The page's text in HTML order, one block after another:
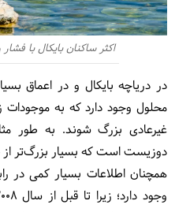
اکثر ساکنان بایکال با
در دریاچه بایکال و در اعماق
محلول وجود دارد که به موجودات
دوزیست است که بسیار بزرگ‌تر
همچنان اطلاعات بسیار کمی در